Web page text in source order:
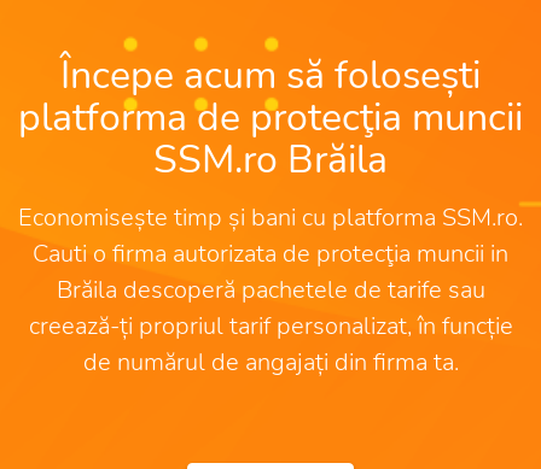
Începe acum să folosești
platforma de protecţia muncii
SSM.ro Brăila
Economisește timp și bani cu platforma SSM.ro.
Cauti o firma autorizata de protecţia muncii in
Brăila descoperă pachetele de tarife sau
creează-ți propriul tarif personalizat, în funcție
de numărul de angajați din firma ta.